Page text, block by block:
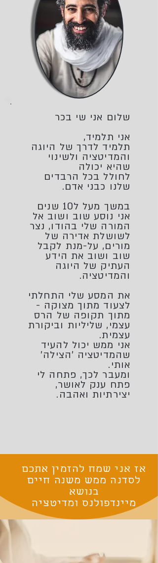
שלום אני שי בכר
אני תלמיד,
תלמיד לדרך של היוגה
והמדיטציה ולשינוי
שהיא יכולה
לחולל בכל הרבדים
שלנו כבני אדם.
במשך מעל ל10 שנים
אני נוסע שוב ושוב אל
המורה שלי בהודו, נצר
לשושלת אדירה של
מורים, על-מנת לקבל
שוב ושוב את הידע
העתיק של היוגה
והמדיטציה.
את המסע שלי התחלתי
לצעוד מתוך מצוקה -
מתוך תקופה של הרס
עצמי, שליליות וביקורת
עצמית.
אני ממש יכול להעיד
שהמדיטציה 'הצילה'
אותי.
ומעבר לכך, פתחה לי
פתח ענק לאושר,
יצירתיות ואהבה.
אז אני שמח להזמין אתכם
לסדנה ממש משנה חיים
בנושא
מיינדפולנס ומדיטציה